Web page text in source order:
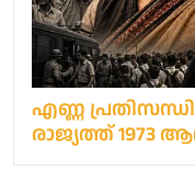
എണ്ണ
രാജ്യത്ത് 1973